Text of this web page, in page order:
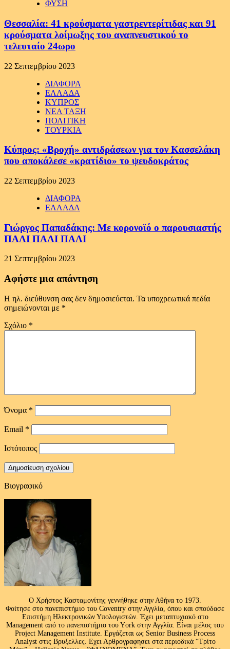
ΦΥΣΗ
Θεσσαλία: 41 κρούσματα γαστρεντερίτιδας και 91
κρούσματα λοίμωξης του αναπνευστικού το
τελευταίο 24ωρο
22 Σεπτεμβρίου 2023
ΔΙΑΦΟΡΑ
ΕΛΛΑΔΑ
ΚΥΠΡΟΣ
ΝΕΑ ΤΑΞΗ
ΠΟΛΙΤΙΚΗ
ΤΟΥΡΚΙΑ
Κύπρος: «Βροχή» αντιδράσεων για τον Κασσελάκη
που αποκάλεσε «κρατίδιο» το ψευδοκράτος
22 Σεπτεμβρίου 2023
ΔΙΑΦΟΡΑ
ΕΛΛΑΔΑ
Γιώργος Παπαδάκης: Με κορονοϊό ο παρουσιαστής
ΠΑΛΙ ΠΑΛΙ ΠΑΛΙ
21 Σεπτεμβρίου 2023
Αφήστε μια απάντηση
Η ηλ. διεύθυνση σας δεν δημοσιεύεται. Τα υποχρεωτικά πεδία
σημειώνονται με *
Σχόλιο *
Όνομα *
Email *
Ιστότοπος
Βιογραφικό
Ο Χρήστος Κασταμονίτης γεννήθηκε στην Αθήνα το 1973.
Φοίτησε στο πανεπιστήμιο του Coventry στην Αγγλία, όπου και σπούδασε
Επιστήμη Ηλεκτρονικών Υπολογιστών. Έχει μεταπτυχιακό στο
Management από το πανεπιστήμιο του Υork στην Αγγλία. Είναι μέλος του
Project Management Institute. Εργάζεται ως Senior Business Process
Analyst στις Βρυξελλες. Εχει Αρθρογραφησει στα περιοδικά “Τρίτο